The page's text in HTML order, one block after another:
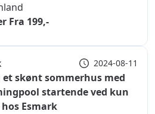
Fra 199,-
2024-08-11
et skønt sommerhus med
startende ved kun
Esmark